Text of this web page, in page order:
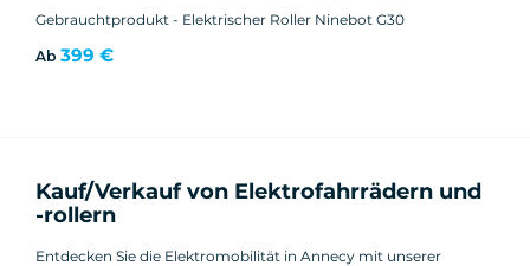
Gebrauchtprodukt - Elektrischer Roller Ninebot G30
Ab 399 €
Kauf/Verkauf von Elektrofahrrädern und
-rollern
Entdecken Sie die Elektromobilität in Annecy mit unserer